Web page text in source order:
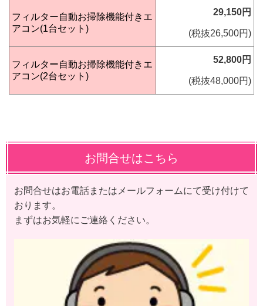
フィルター自動お掃除機能付きエ
アコン(1台セット)
29,150円
(税抜26,500円)
フィルター自動お掃除機能付きエ
アコン(2台セット)
52,800円
(税抜48,000円)
お問合せはこちら
お問合せはお電話またはメールフォームにて受け付けて
おります。
まずはお気軽にご連絡ください。